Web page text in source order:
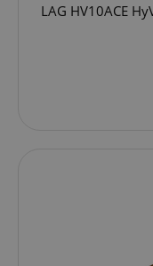
LAG HV10ACE